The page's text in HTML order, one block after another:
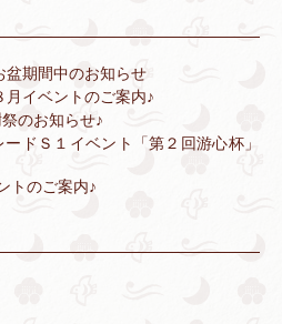
盆期間中のお知らせ
月イベントのご案内♪
のお知らせ♪
ードＳ１イベント「第２回游心杯」
トのご案内♪